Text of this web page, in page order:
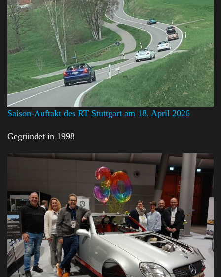
Saison-Auftakt des RT Stuttgart am 18. April 2026
Gegründet in 1998